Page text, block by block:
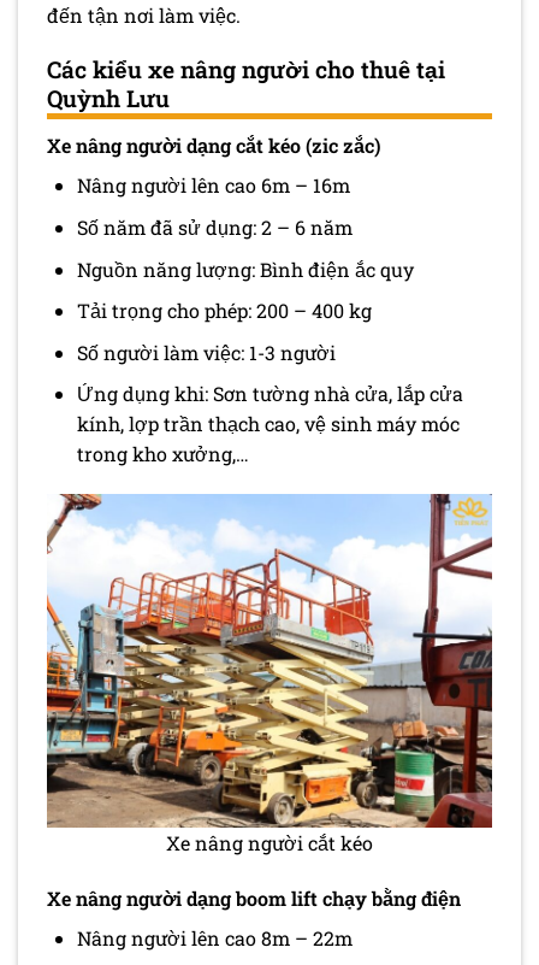
đến tận nơi làm việc.
Các kiểu xe nâng người cho thuê tại
Quỳnh Lưu
Xe nâng người dạng cắt kéo (zic zắc)
Nâng người lên cao 6m – 16m
Số năm đã sử dụng: 2 – 6 năm
Nguồn năng lượng: Bình điện ắc quy
Tải trọng cho phép: 200 – 400 kg
Số người làm việc: 1-3 người
Ứng dụng khi: Sơn tường nhà cửa, lắp cửa
kính, lợp trần thạch cao, vệ sinh máy móc
trong kho xưởng,…
Xe nâng người cắt kéo
Xe nâng người dạng boom lift chạy bằng điện
Nâng người lên cao 8m – 22m